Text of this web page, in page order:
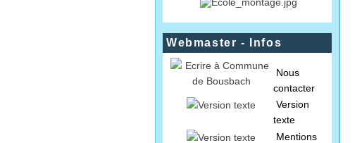
Webmaster - Infos
Nous
contacter
Version
texte
Mentions